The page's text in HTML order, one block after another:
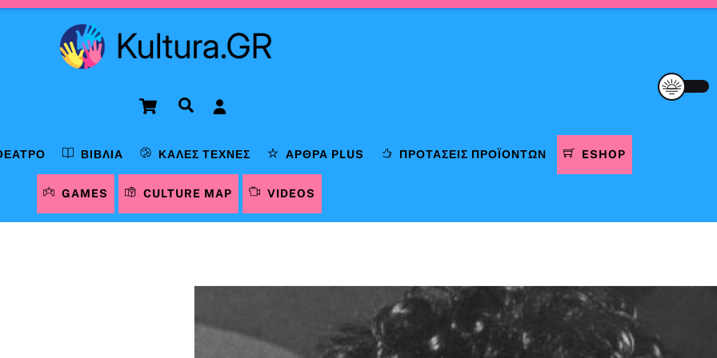
Cart Αναζήτηση
ΒΙΒΛΊΑ ΚΑΛΈΣ ΤΈΧΝΕΣ ΆΡΘΡΑ PLUS ΠΡΟΤΆΣΕΙΣ ΠΡΟΪΌΝΤΩΝ ESHOP
GAMES CULTURE MAP VIDEOS